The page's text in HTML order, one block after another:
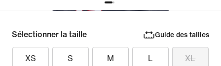
Sélectionner la taille Guide des tailles
XS S M L XL